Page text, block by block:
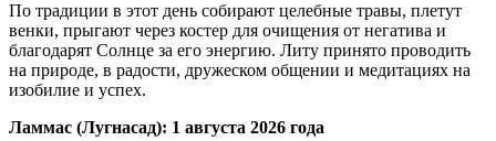
По традиции в этот день собирают целебные травы, плетут
венки, прыгают через костер для очищения от негатива и
благодарят Солнце за его энергию. Литу принято проводить
на природе, в радости, дружеском общении и медитациях на
изобилие и успех.
Ламмас (Лугнасад): 1 августа 2026 года